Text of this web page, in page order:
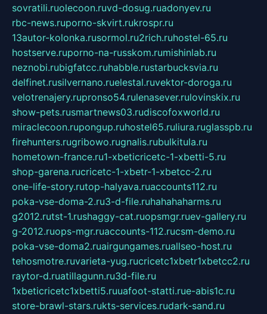
sovratili.ruolecoon.ruvd-dosug.ruadonyev.ru
rbc-news.ruporno-skvirt.rukrospr.ru
13autor-kolonka.rusormol.ru2rich.ruhostel-65.ru
hostserve.ruporno-na-russkom.rumishinlab.ru
neznobi.rubigfatcc.ruhabble.rustarbucksvia.ru
delfinet.rusilvernano.ruelestal.ruvektor-doroga.ru
velotrenajery.rupronso54.rulenasever.rulovinskix.ru
show-pets.rusmartnews03.rudiscofoxworld.ru
miraclecoon.rupongup.ruhostel65.ruliura.ruglasspb.ru
firehunters.rugribowo.rugnalis.rubulkitula.ru
hometown-france.ru1-xbeticricetc-1-xbetti-5.ru
shop-garena.rucricetc-1-xbetr-1-xbetcc-2.ru
one-life-story.rutop-halyava.ruaccounts112.ru
poka-vse-doma-2.ru3-d-file.ruhahahaharms.ru
g2012.rutst-1.rushaggy-cat.ruopsmgr.ruev-gallery.ru
g-2012.ruops-mgr.ruaccounts-112.rucsm-demo.ru
poka-vse-doma2.ruairgungames.ruallseo-host.ru
tehosmotre.ruvarieta-yug.rucricetc1xbetr1xbetcc2.ru
raytor-d.ruatillagunn.ru3d-file.ru
1xbeticricetc1xbetti5.ruuafoot-statti.rue-abis1c.ru
store-brawl-stars.rukts-services.rudark-sand.ru